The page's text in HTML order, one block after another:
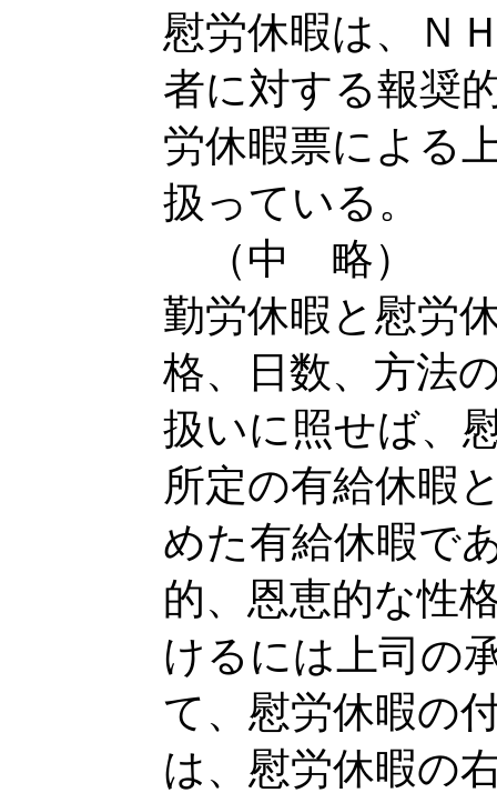
慰労休暇は、Ｎ
者に対する報奨
労休暇票による
扱っている。
（中 略）
勤労休暇と慰労
格、日数、方法
扱いに照せば、
所定の有給休暇
めた有給休暇で
的、恩恵的な性
けるには上司の
て、慰労休暇の
は、慰労休暇の